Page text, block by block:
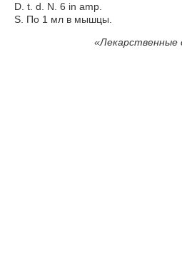
D. t. d. N. 6 in amp.
S. По 1 мл в мышцы.
«Лекарственные